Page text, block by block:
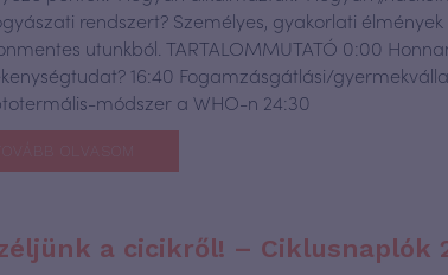
rendszert? Személyes, gyakorlati
utunkból. TARTALOMMUTATÓ 0:00
16:40 Fogamzásgátlási/
módszer a WHO-n 24:30
a cicikről! – Ciklusnaplók